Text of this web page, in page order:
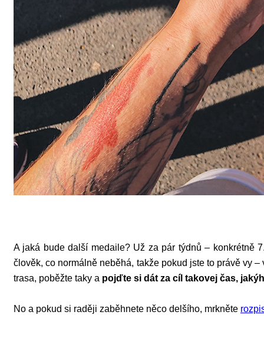
A jaká bude další medaile? Už za pár týdnů – konkrétně
člověk, co normálně neběhá, takže pokud jste to právě vy
trasa, poběžte taky a pojďte si dát za cíl takovej čas,
No a pokud si raději zaběhnete něco delšího, mrkněte